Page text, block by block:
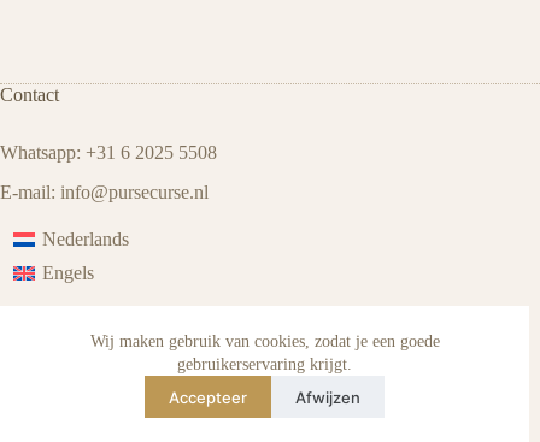
Wij maken gebruik van cookies, zodat je een goede
gebruikerservaring krijgt.
Accepteer Afwijzen
Contact
Whatsapp: +31 6 2025 5508
E-mail: info@pursecurse.nl
Nederlands
Engels